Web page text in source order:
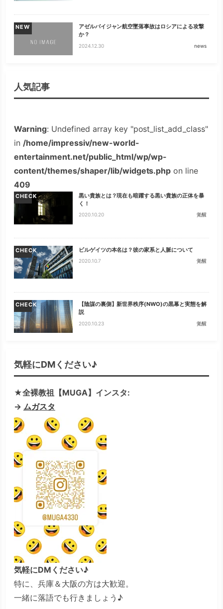
NEW
アゼルバイジャン航空墜落事故はロシアによる攻撃
か？
2024.12.30 news
人気記事
Warning: Undefined array key "post_list_add_class"
in /home/impressiv/new-world-
entertainment.net/public_html/wp/wp-
content/themes/shaper/lib/widgets.php on line
409
CHECK
黒い貴族とは？現在も暗躍する黒い貴族の正体を暴
く！
2020.10.20 覚醒
CHECK ビルゲイツの本名は？彼の家系と人脈について
2020.10.7 覚醒
CHECK
【陰謀の裏側】新世界秩序(NWO)の黒幕と実態を解
説
2020.10.23 覚醒
気軽にDMください♪
★全裸教祖【MUGA】インスタ:
→ ムガスタ
気軽にDMください♪
特に、兵庫＆大阪の方は大歓迎。
一緒に落語でも行きましょう♪